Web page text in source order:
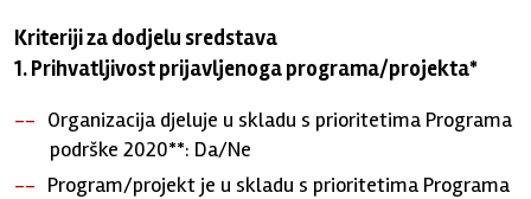
Kriteriji za dodjelu sredstava
1. Prihvatljivost prijavljenoga programa/projekta*
Organizacija djeluje u skladu s prioritetima Programa
podrške 2020**: Da/Ne
Program/projekt je u skladu s prioritetima Programa